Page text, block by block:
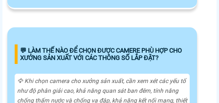
️💬 LÀM THẾ NÀO ĐỂ CHỌN ĐƯỢC CAMERE PHÙ HỢP CHO
XƯỞNG SẢN XUẤT VỚI CÁC THÔNG SỐ LẮP ĐẶT?
🦅 Khi chọn camera cho xưởng sản xuất, cần xem xét các yếu tố
như độ phân giải cao, khả năng quan sát ban đêm, tính năng
chống thấm nước và chống va đập, khả năng kết nối mạng, thiết